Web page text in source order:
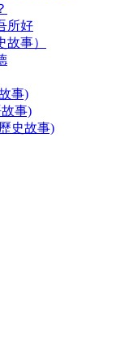
所好
事）
事)
事)
史故事)